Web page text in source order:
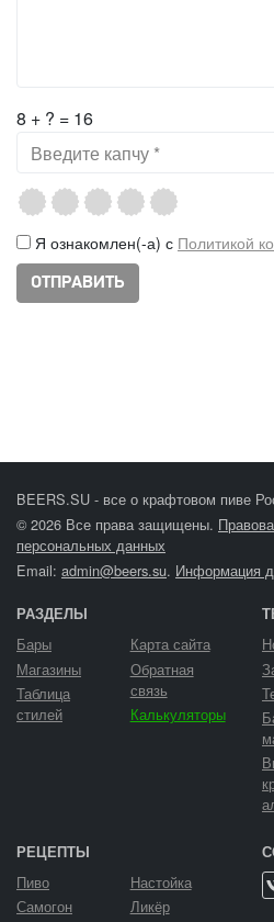
8 + ? = 16
Я ознакомлен(-а) с Политикой
BEERS.SU - все о крафтовом пиве
© 2026 Все права защищены.
персональных данных
Email: admin@beers.su. Информация
РАЗДЕЛЫ
Бары
Магазины
Таблица
стилей
Карта сайта
Обратная
связь
Калькуляторы
РЕЦЕПТЫ
Пиво
Самогон
Настойка
Ликёр